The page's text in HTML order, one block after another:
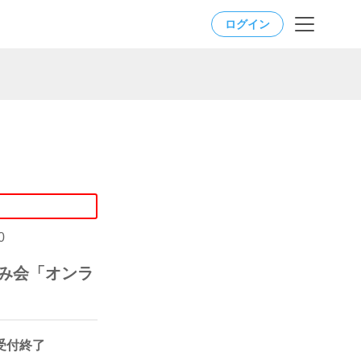
ログイン
会「オンラ
付終了